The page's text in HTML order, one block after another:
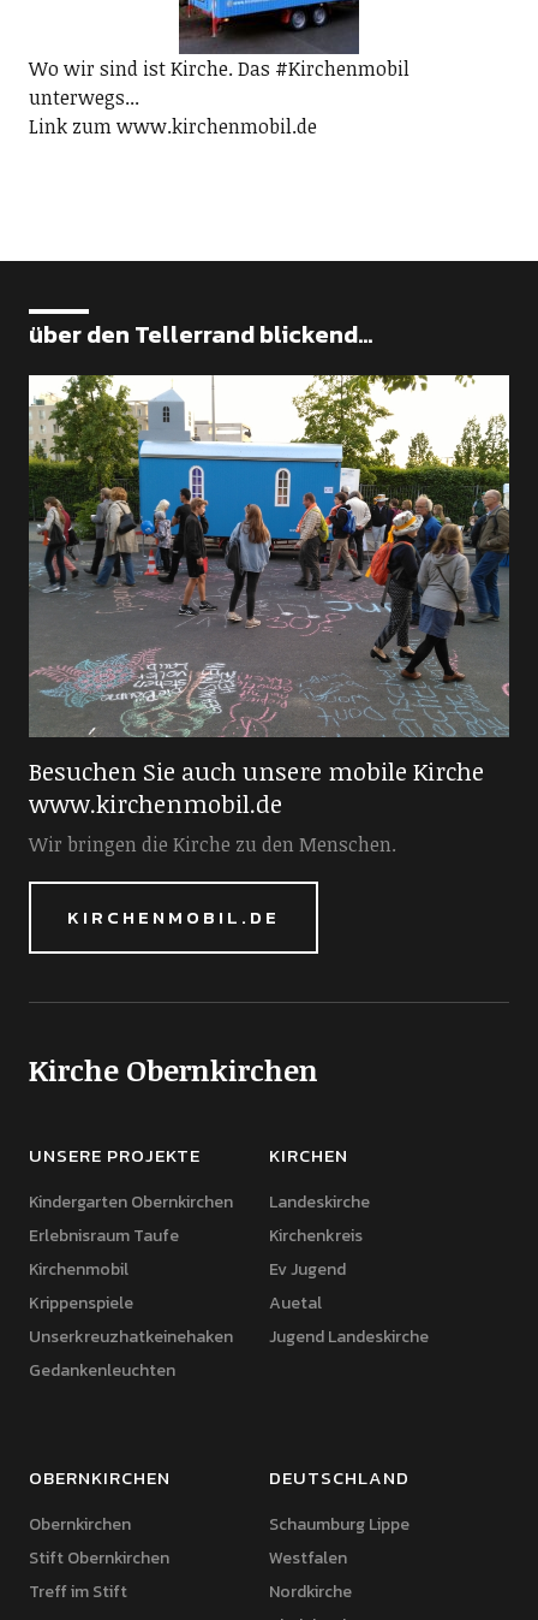
Wo wir sind ist Kirche. Das #Kirchenmobil
unterwegs...
Link zum www.kirchenmobil.de
über den Tellerrand blickend...
Besuchen Sie auch unsere mobile Kirche
www.kirchenmobil.de
Wir bringen die Kirche zu den Menschen.
KIRCHENMOBIL.DE
Kirche Obernkirchen
UNSERE PROJEKTE
Kindergarten Obernkirchen
Erlebnisraum Taufe
Kirchenmobil
Krippenspiele
Unserkreuzhatkeinehaken
Gedankenleuchten
KIRCHEN
Landeskirche
Kirchenkreis
Ev Jugend
Auetal
Jugend Landeskirche
OBERNKIRCHEN
Obernkirchen
Stift Obernkirchen
Treff im Stift
DEUTSCHLAND
Schaumburg Lippe
Westfalen
Nordkirche